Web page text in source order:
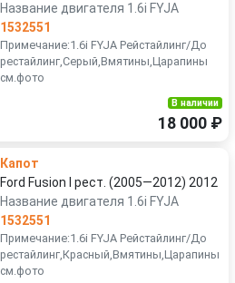
Название двигателя 1.6i FYJA
1532551
Примечание:1.6i FYJA Рейстайлинг/До
рестайлинг,Серый,Вмятины,Царапины
см.фото
В наличии
18 000 ₽
Капот
Ford Fusion I рест. (2005—2012) 2012
Название двигателя 1.6i FYJA
1532551
Примечание:1.6i FYJA Рейстайлинг/До
рестайлинг,Красный,Вмятины,Царапины
см.фото